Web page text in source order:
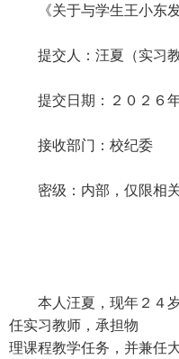
《关于与学生王小东发
提交人：汪夏（实习教
提交日期：２０２６年
接收部门：校纪委
密级：内部，仅限相关
本人汪夏，现年２４岁
任实习教师，承担物
理课程教学任务，并兼任